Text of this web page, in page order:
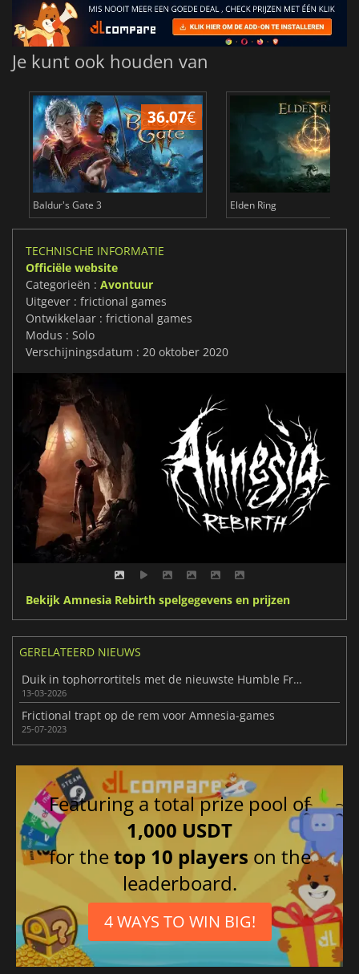
Je kunt ook houden van
36.07€
Baldur's Gate 3 Elden Ring
TECHNISCHE INFORMATIE
Officiële website
Categorieën : Avontuur
Uitgever : frictional games
Ontwikkelaar : frictional games
Modus : Solo
Verschijningsdatum : 20 oktober 2020
Bekijk Amnesia Rebirth spelgegevens en prijzen
GERELATEERD NIEUWS
Duik in tophorrortitels met de nieuwste Humble Frictional Games Bundle
13-03-2026
Frictional trapt op de rem voor Amnesia-games
25-07-2023
Featuring a total prize pool of
1,000 USDT
for thetop 10 players on the
leaderboard.
4 WAYS TO WIN BIG!